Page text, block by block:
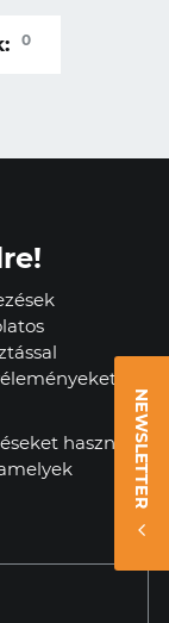
0
NEWSLETTER
használ,